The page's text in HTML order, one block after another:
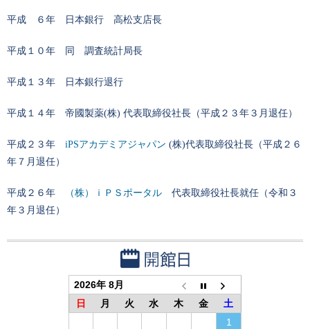
平成 ６年 日本銀行 高松支店長
平成１０年 同 調査統計局長
平成１３年 日本銀行退行
平成１４年 帝國製薬(株) 代表取締役社長（平成２３年３月退任）
平成２３年 iPSアカデミアジャパン (株)代表取締役社長（平成２６
年７月退任）
平成２６年 （株）ｉＰＳポータル 代表取締役社長就任（令和３
年３月退任）
2026年 8月
日
月 火 水 木 金
土
1